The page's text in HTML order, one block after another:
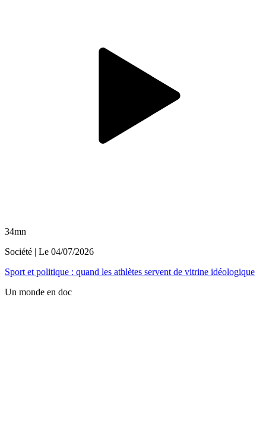
34mn
Société | Le 04/07/2026
Sport et politique : quand les athlètes servent de vitrine idéologique
Un monde en doc